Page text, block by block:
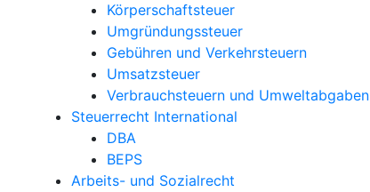
Körperschaftsteuer
Umgründungssteuer
Gebühren und Verkehrsteuern
Umsatzsteuer
Verbrauchsteuern und Umweltabgaben
Steuerrecht International
DBA
BEPS
Arbeits- und Sozialrecht